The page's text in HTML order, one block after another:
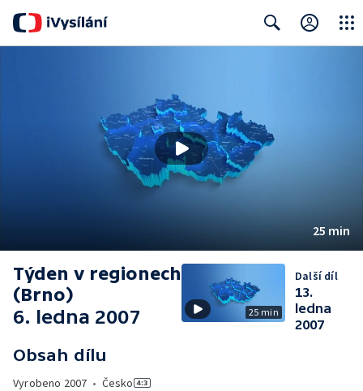
25 min
Týden v regionech
(Brno)
6. ledna 2007
Obsah dílu
Vyrobeno 2007 • Česko
25 min
Další díl
13.
ledna
2007